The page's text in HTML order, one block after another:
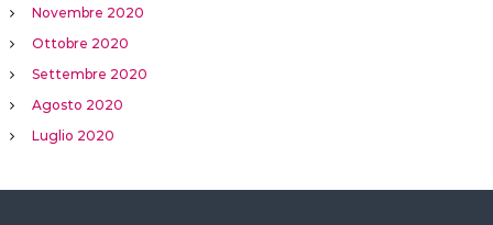
Novembre 2020
Ottobre 2020
Settembre 2020
Agosto 2020
Luglio 2020